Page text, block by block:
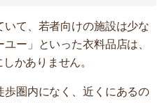
て、若者向けの施設は少な
ー」といった衣料品店は、
かありません。
圏内になく、近くにあるの